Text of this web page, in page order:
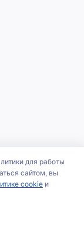
для работы
сайтом, вы
cookie и